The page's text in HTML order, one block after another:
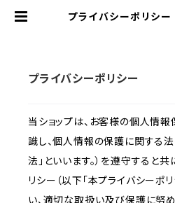
プライバシーポリシ
プライバシーポリシー
当ショップは、お客様の個人情
識し、個人情報の保護に関する
法」といいます。）を遵守すると
リシー（以下「本プライバシーポリ
い、適切な取扱い及び保護に努め